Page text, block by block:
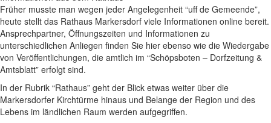
Früher musste man wegen jeder Angelegenheit “uff de Gemeende”,
heute stellt das Rathaus Markersdorf viele Informationen online bereit.
Ansprechpartner, Öffnungszeiten und Informationen zu
unterschiedlichen Anliegen finden Sie hier ebenso wie die Wiedergabe
von Veröffentlichungen, die amtlich im “Schöpsboten – Dorfzeitung &
Amtsblatt” erfolgt sind.
In der Rubrik “Rathaus” geht der Blick etwas weiter über die
Markersdorfer Kirchtürme hinaus und Belange der Region und des
Lebens im ländlichen Raum werden aufgegriffen.